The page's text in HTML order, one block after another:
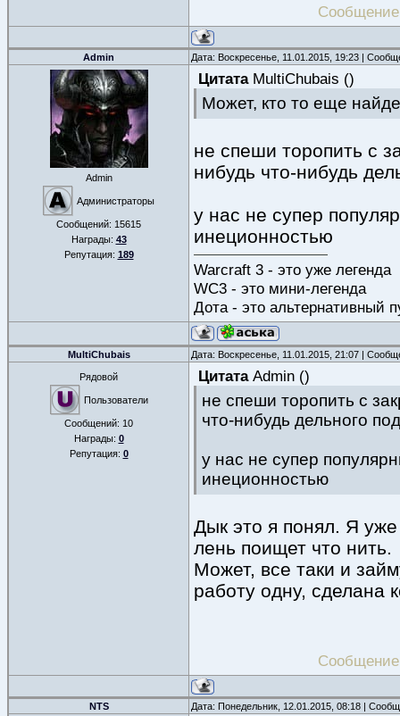
Admin Дата: Воскресенье, 11.01.2015, 19:23 |
Admin
Администраторы
Сообщений: 15615
Награды: 43
Репутация: 189
Цитата MultiChubais ()
Может, кто то еще
не спеши торопить с
нибудь что-нибудь
у нас не супер
инеционностью
Warcraft 3 - это уже легенда
WC3 - это мини-легенда
Дота - это альтернативный
MultiChubais Дата: Воскресенье, 11.01.2015, 21:07 |
Рядовой
Пользователи
Сообщений: 10
Награды: 0
Репутация: 0
Цитата Admin ()
не спеши торопить с
что-нибудь дельного
у нас не супер
инеционностью
Дык это я понял. Я
лень поищет что нить.
Может, все таки и
работу одну, сделана
NTS Дата: Понедельник, 12.01.2015, 08:18 |